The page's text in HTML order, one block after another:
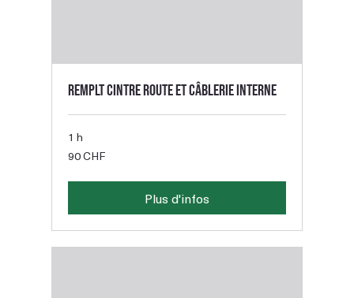
Remplt cintre route et câblerie interne
1 h
francs
90 CHF
Plus d'infos